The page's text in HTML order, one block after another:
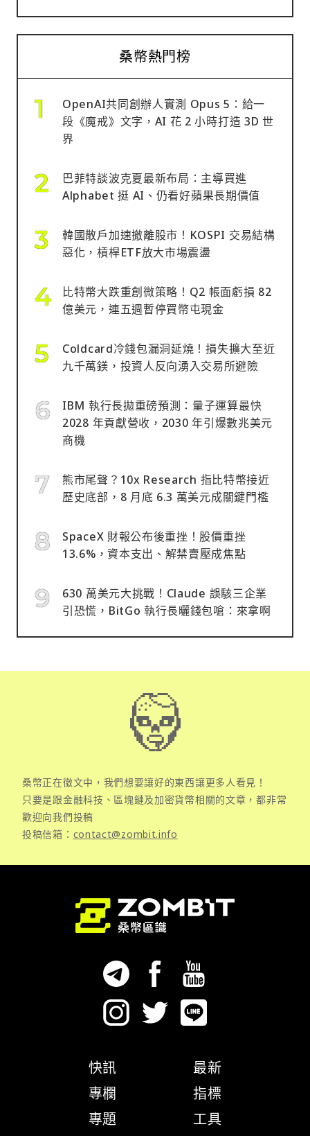
桑幣熱門榜
OpenAI共同創辦人實測 Opus 5：給一
段《魔戒》文字，AI 花 2 小時打造 3D 世
界
巴菲特談波克夏最新布局：主導買進
Alphabet 挺 AI、仍看好蘋果長期價值
韓國散戶加速撤離股市！KOSPI 交易結構
惡化，槓桿ETF放大市場震盪
比特幣大跌重創微策略！Q2 帳面虧損 82
億美元，連五週暫停買幣屯現金
Coldcard冷錢包漏洞延燒！損失擴大至近
九千萬鎂，投資人反向湧入交易所避險
IBM 執行長拋重磅預測：量子運算最快
2028 年貢獻營收，2030 年引爆數兆美元
商機
熊市尾聲？10x Research 指比特幣接近
歷史底部，8 月底 6.3 萬美元成關鍵門檻
SpaceX 財報公布後重挫！股價重挫
13.6%，資本支出、解禁賣壓成焦點
630 萬美元大挑戰！Claude 誤駭三企業
引恐慌，BitGo 執行長曬錢包嗆：來拿啊
桑幣正在徵文中，我們想要讓好的東西讓更多人看見！
只要是跟金融科技、區塊鏈及加密貨幣相關的文章，都非常
歡迎向我們投稿
投稿信箱： contact@zombit.info
快訊
專欄
專題
最新
指標
工具